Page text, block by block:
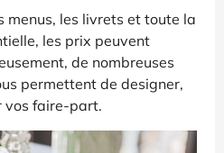
menus, les livrets et toute la
les prix peuvent
de nombreuses
permettent de designer,
vos faire-part.